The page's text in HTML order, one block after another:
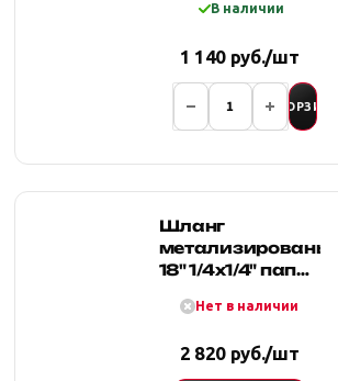
клапаном 3/8"
(папа)
В наличии
1 140 руб./шт
В КОРЗИНУ
Шланг
метализированый
18" 1/4х1/4" папа/
Нет в наличии
2 820 руб./шт